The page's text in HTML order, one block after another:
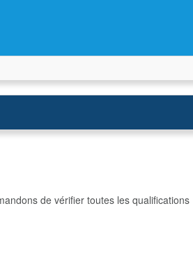
de vérifier toutes les qualifications